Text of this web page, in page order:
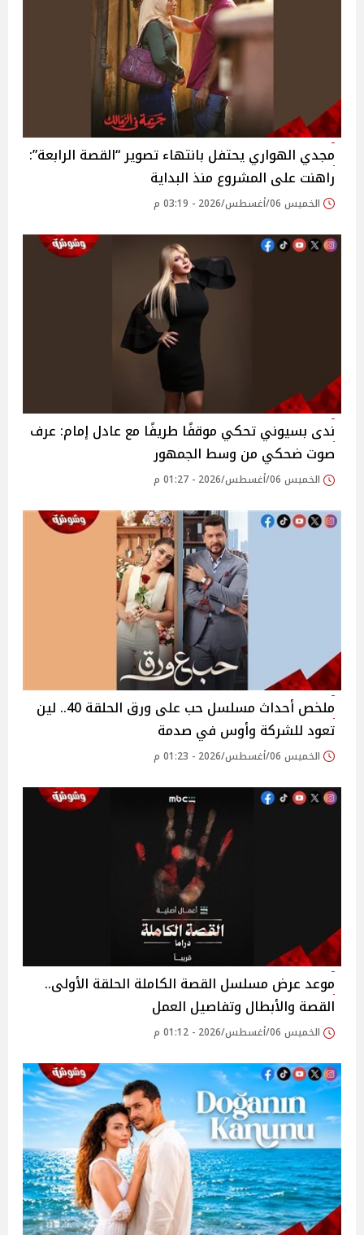
مجدي الهواري يحتفل بانتهاء تصوير “القصة الرابعة”:
راهنت على المشروع منذ البداية
الخميس 06/أغسطس/2026 - 03:19 م
​ندى بسيوني تحكي موقفًا طريفًا مع عادل إمام: عرف
صوت ضحكي من وسط الجمهور
الخميس 06/أغسطس/2026 - 01:27 م
ملخص أحداث مسلسل حب على ورق الحلقة 40.. لين
تعود للشركة وأوس في صدمة
الخميس 06/أغسطس/2026 - 01:23 م
موعد عرض مسلسل القصة الكاملة الحلقة الأولى..
القصة والأبطال وتفاصيل العمل
الخميس 06/أغسطس/2026 - 01:12 م